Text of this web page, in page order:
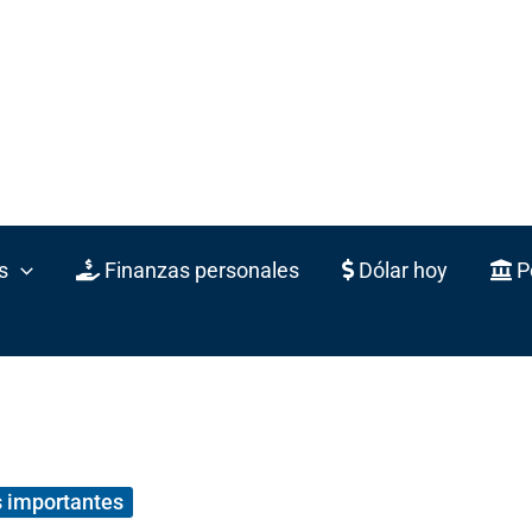
Finanzas personales Dólar hoy
importantes